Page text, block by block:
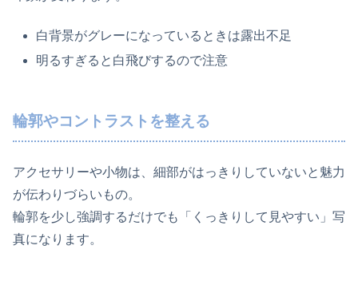
白背景がグレーになっているときは露出不足
明るすぎると白飛びするので注意
輪郭やコントラストを整える
アクセサリーや小物は、細部がはっきりしていないと魅力
が伝わりづらいもの。
輪郭を少し強調するだけでも「くっきりして見やすい」写
真になります。